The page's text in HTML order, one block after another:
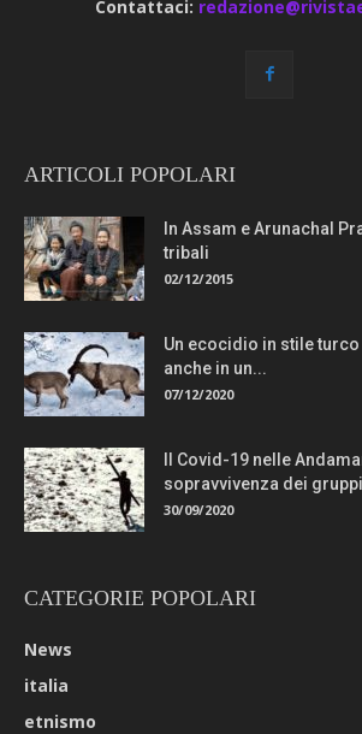
Contattaci:
ARTICOLI POPOLARI
In Assam e Arunachal
tribali
02/12/2015
Un ecocidio in stile
anche in un...
07/12/2020
Il Covid-19 nelle
sopravvivenza dei
30/09/2020
CATEGORIE POPOLARI
News
italia
etnismo